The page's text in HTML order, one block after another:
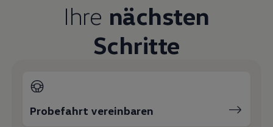
Ihre nächsten
Schritte
Probefahrt vereinbaren